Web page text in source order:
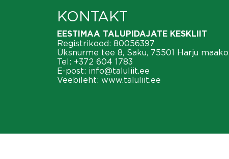
KONTAKT
EESTIMAA TALUPIDAJATE KESKLIIT
Registrikood: 80056397
Üksnurme tee 8, Saku, 75501 Harju
Tel: +372 604 1783
E-post: info@taluliit.ee
Veebileht: www.taluliit.ee